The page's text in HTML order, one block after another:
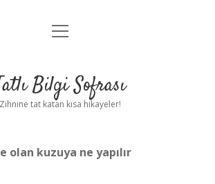
Anasayfa
Yasal Uyarı
menüyü
Bilgi Sofrası
Zihnine tat katan kısa hikayeler!
olan kuzuya ne yapılır